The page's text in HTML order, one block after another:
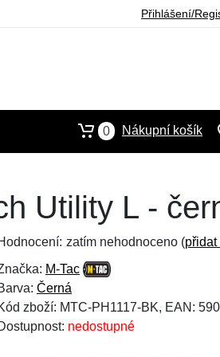
Přihlášení/
0 Nákupní košík
Utility L -
zatím nehodnoceno (
M-Tac
Černá
zboží: MTC-PH1117-BK, EAN:
nedostupné